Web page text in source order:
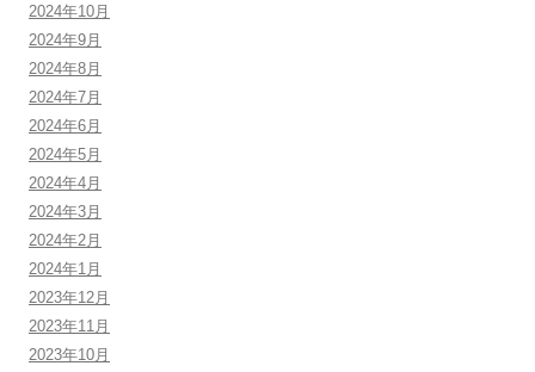
2024年10月
2024年9月
2024年8月
2024年7月
2024年6月
2024年5月
2024年4月
2024年3月
2024年2月
2024年1月
2023年12月
2023年11月
2023年10月